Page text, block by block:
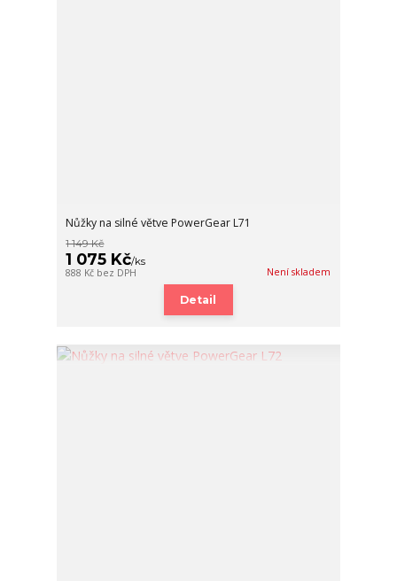
Nůžky na silné větve PowerGear L71
1 149 Kč
1 075 Kč/ks
888 Kč bez DPH Není skladem
Detail